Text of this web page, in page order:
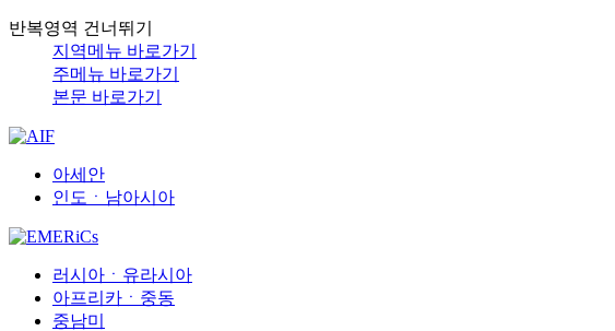
반복영역 건너뛰기
지역메뉴 바로가기
주메뉴 바로가기
본문 바로가기
아세안
인도ㆍ남아시아
러시아ㆍ유라시아
아프리카ㆍ중동
중남미